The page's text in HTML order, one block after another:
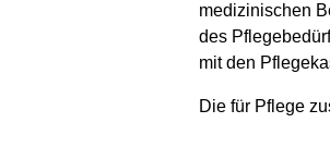
medizinischen
des
mit den
Die für Pflege